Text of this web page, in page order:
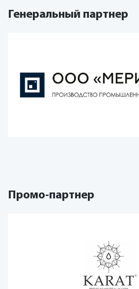
Генеральный партнер
Промо-партнер